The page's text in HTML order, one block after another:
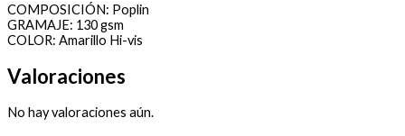
COMPOSICIÓN: Poplin
GRAMAJE: 130 gsm
COLOR: Amarillo Hi-vis
Valoraciones
No hay valoraciones aún.